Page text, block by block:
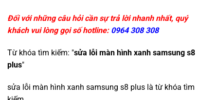
Đối với những câu hỏi cần sự trả lời nhanh nhất, quý
khách vui lòng gọi số hotline: 0964 308 308
Từ khóa tìm kiếm: "sửa lỗi màn hình xanh samsung s8
plus"
sửa lỗi màn hình xanh samsung s8 plus là từ khóa tìm